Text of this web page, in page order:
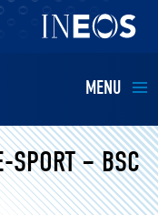
MENU
SPORT – BSC